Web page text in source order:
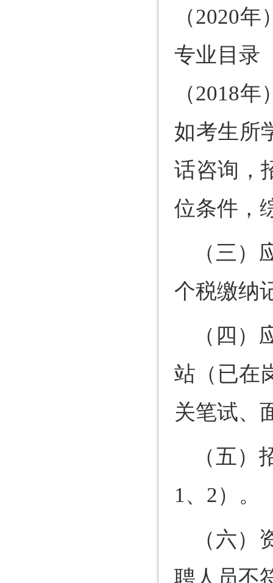
（2020
专业目录
（2018
如考生所
话咨询，
位条件，
（三
个税缴纳
（四
站（已在
关笔试、
（五
1、2）。
（六
聘人员不